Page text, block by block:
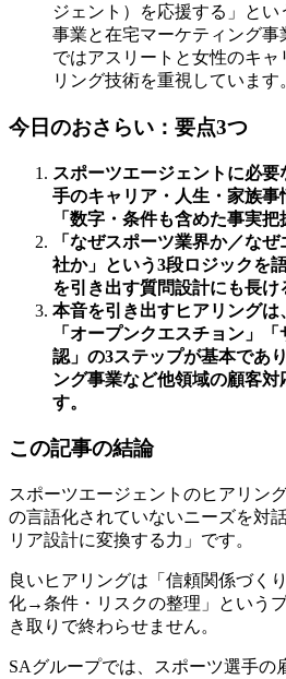
ジェント）を応援する」と
事業と在宅マーケティング
ではアスリートと女性のキ
リング技術を重視しています
今日のおさらい：要点3つ
スポーツエージェントに必
手のキャリア・人生・家族事
「数字・条件も含めた事実把
「なぜスポーツ業界か／な
社か」という3段ロジックを
を引き出す質問設計にも長け
本音を引き出すヒアリングは
「オープンクエスチョン」
認」の3ステップが基本であ
ング事業など他領域の顧客
す。
この記事の結論
スポーツエージェントのヒアリン
の言語化されていないニーズを対
リア設計に変換する力」です。
良いヒアリングは「信頼関係づく
化→条件・リスクの整理」という
き取りで終わらせません。
SAグループでは、スポーツ選手の